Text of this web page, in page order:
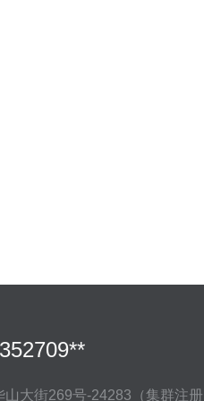
大街269号-24283（集群注